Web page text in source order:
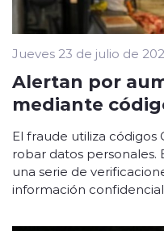
Jueves 23 de julio de
Alertan por
mediante
El fraude utiliza códigos
robar datos
una serie de
información